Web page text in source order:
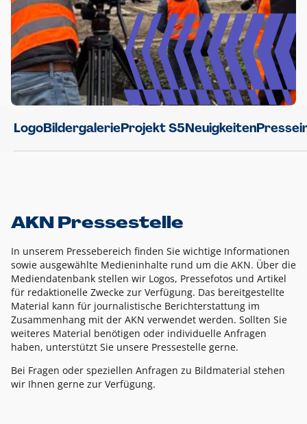
LogoBildergalerieProjekt S5Neuigkeiten
AKN Pressestelle
In unserem Pressebereich finden Sie wichtige Informationen
sowie ausgewählte Medieninhalte rund um die AKN. Über die
Mediendatenbank stellen wir Logos, Pressefotos und Artikel
für redaktionelle Zwecke zur Verfügung. Das bereitgestellte
Material kann für journalistische Berichterstattung im
Zusammenhang mit der AKN verwendet werden. Sollten Sie
weiteres Material benötigen oder individuelle Anfragen
haben, unterstützt Sie unsere Pressestelle gerne.
Bei Fragen oder speziellen Anfragen zu Bildmaterial stehen
wir Ihnen gerne zur Verfügung.